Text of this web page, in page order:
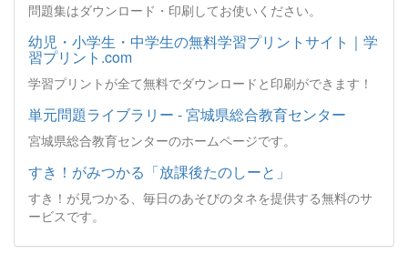
問題集はダウンロード・印刷してお使いください。
幼児・小学生・中学生の無料学習プリントサイト｜学
習プリント.com
学習プリントが全て無料でダウンロードと印刷ができます！
単元問題ライブラリー - 宮城県総合教育センター
宮城県総合教育センターのホームページです。
すき！がみつかる「放課後たのしーと」
すき！が見つかる、毎日のあそびのタネを提供する無料のサ
ービスです。